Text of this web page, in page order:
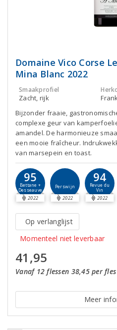
Domaine Vico Corse
Mina Blanc 2022
Smaakprofiel
Zacht, rijk
Bijzonder fraaie,
complexe geur van
amandel. De harmonieuze
een mooie fraîcheur.
van marsepein en toast.
95
Bettane +
Desseauve
2022
Perswijn
2022
94
Revue du
Vin
2022
Op verlanglijst
Momenteel niet leverbaar
41,95
Vanaf 12 flessen 38,45 per fles
Meer